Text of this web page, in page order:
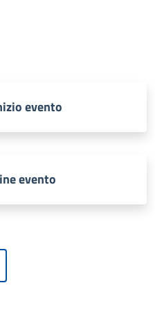
evento
evento